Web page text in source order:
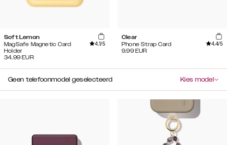
Soft Lemon
MagSafe Magnetic Card
Holder
4.1/5
34.99 EUR
Clear
Phone Strap Card
4.4/5
9.99 EUR
Geen telefoonmodel geselecteerd Kies model